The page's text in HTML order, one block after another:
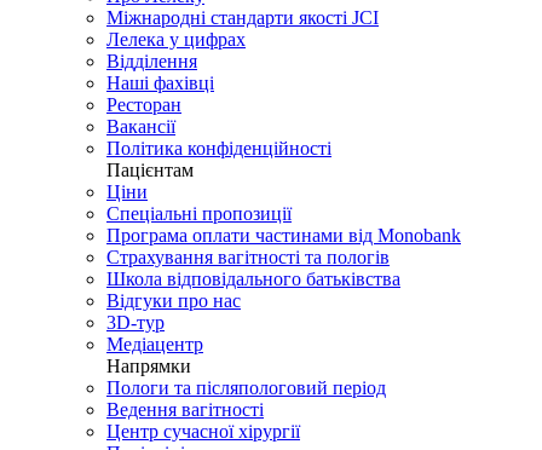
Міжнародні стандарти якості JCI
Лелека у цифрах
Відділення
Наші фахівці
Ресторан
Вакансії
Політика конфіденційності
Пацієнтам
Ціни
Спеціальні пропозиції
Програма оплати частинами від Monobank
Страхування вагітності та пологів
Школа відповідального батьківства
Відгуки про нас
3D-тур
Медіацентр
Напрямки
Пологи та післяпологовий період
Ведення вагітності
Центр сучасної хірургії